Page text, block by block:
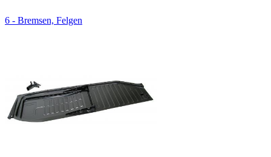
6 - Bremsen, Felgen